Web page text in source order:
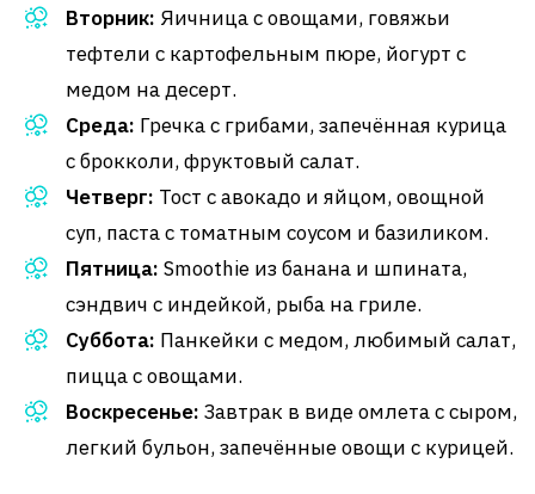
Вторник: Яичница с овощами, говяжьи
тефтели с картофельным пюре, йогурт с
медом на десерт.
Среда: Гречка с грибами, запечённая курица
с брокколи, фруктовый салат.
Четверг: Тост с авокадо и яйцом, овощной
суп, паста с томатным соусом и базиликом.
Пятница: Smoothie из банана и шпината,
сэндвич с индейкой, рыба на гриле.
Суббота: Панкейки с медом, любимый салат,
пицца с овощами.
Воскресенье: Завтрак в виде омлета с сыром,
легкий бульон, запечённые овощи с курицей.